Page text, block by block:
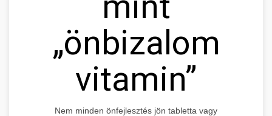
„önbizalom
vitamin”
Nem minden önfejlesztés jön tabletta vagy